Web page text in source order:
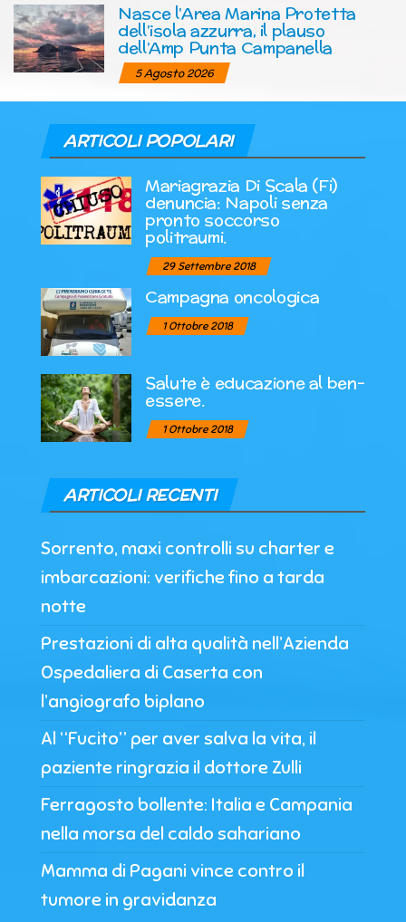
Nasce l’Area Marina Protetta
dell’isola azzurra, il plauso
dell’Amp Punta Campanella
5 Agosto 2026
ARTICOLI POPOLARI
Mariagrazia Di Scala (Fi)
denuncia: Napoli senza
pronto soccorso
politraumi.
29 Settembre 2018
Campagna oncologica
1 Ottobre 2018
Salute è educazione al ben-
essere.
1 Ottobre 2018
ARTICOLI RECENTI
Sorrento, maxi controlli su charter e
imbarcazioni: verifiche fino a tarda
notte
Prestazioni di alta qualità nell’Azienda
Ospedaliera di Caserta con
l’angiografo biplano
Al “Fucito” per aver salva la vita, il
paziente ringrazia il dottore Zulli
Ferragosto bollente: Italia e Campania
nella morsa del caldo sahariano
Mamma di Pagani vince contro il
tumore in gravidanza